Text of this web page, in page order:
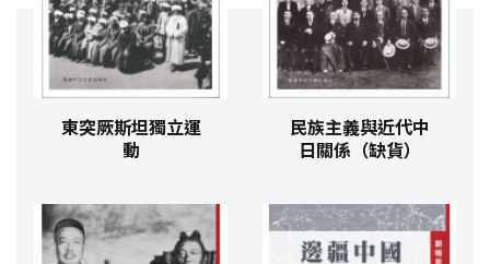
東突厥斯坦獨立運
動
民族主義與近代中
日關係（缺貨）